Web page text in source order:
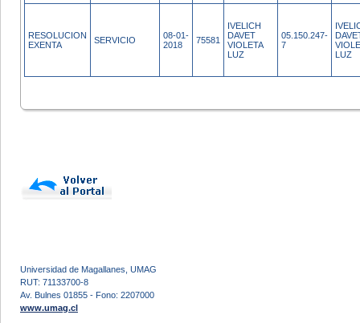
RESOLUCION
EXENTA
SERVICIO
08-01-
2018
75581
IVELICH
DAVET
VIOLETA
LUZ
05.150.247-
7
LUZ
Universidad de Magallanes, UMAG
RUT: 71133700-8
Av. Bulnes 01855 - Fono: 2207000
www.umag.cl